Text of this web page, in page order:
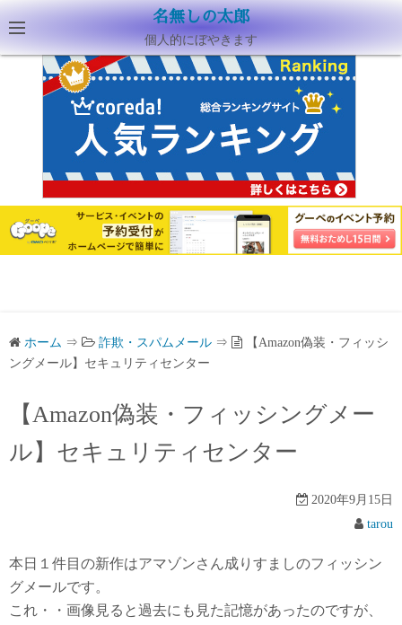
名無しの太郎
個人的にぼやきます
ホーム ⇒ 詐欺・スパムメール ⇒
【Amazon偽装・フィッシ
ングメール】セキュリティセンター
【Amazon偽装・フィッシングメー
ル】セキュリティセンター
2020年9月15日
tarou
本日１件目の新作はアマゾンさん成りすましのフィッシン
グメールです。
これ・・画像見ると過去にも見た記憶があったのですが、